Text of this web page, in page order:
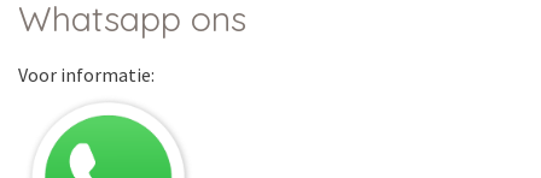
Whatsapp ons
Voor informatie: